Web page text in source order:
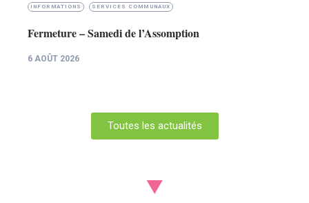
Parc canin à Émines –
Toutes les actualités